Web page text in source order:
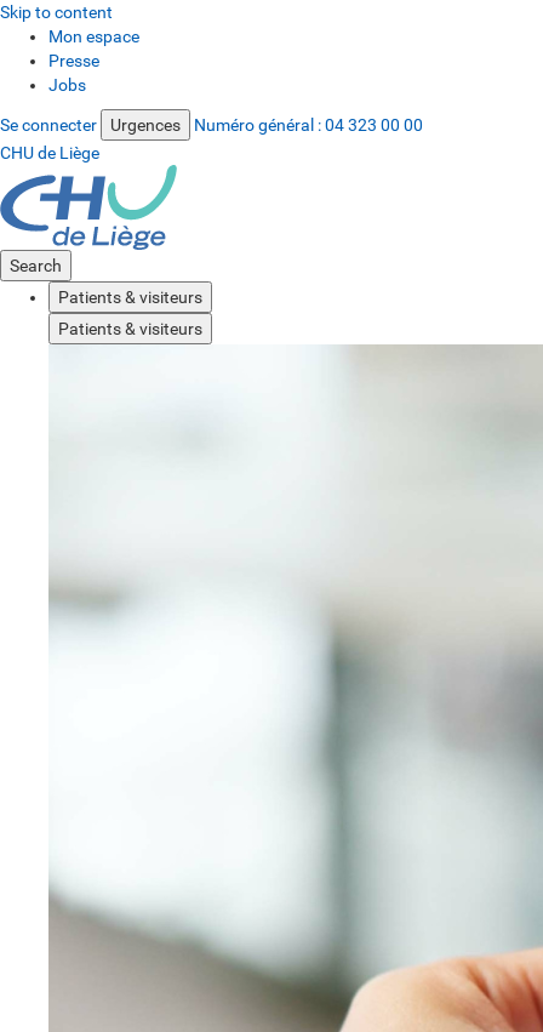
Skip to content
Mon espace
Presse
Jobs
Se connecter Urgences Numéro général :04 323 00 00
CHU de Liège
Search
Patients & visiteurs
Patients & visiteurs